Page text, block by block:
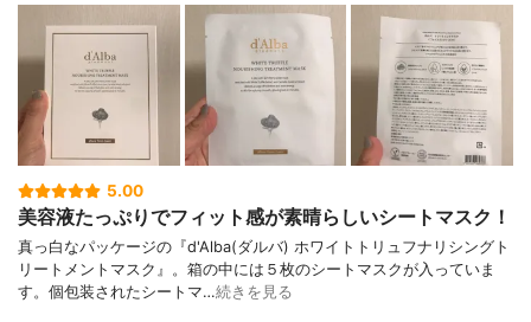
5.00
美容液たっぷりでフィット感が素晴らしいシートマスク！
真っ白なパッケージの『d'Alba(ダルバ) ホワイトトリュフナリシングト
リートメントマスク』。箱の中には５枚のシートマスクが入っていま
す。個包装されたシートマ…続きを見る